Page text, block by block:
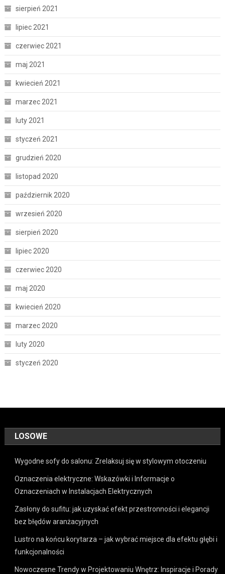
sierpień 2021
lipiec 2021
czerwiec 2021
maj 2021
kwiecień 2021
marzec 2021
luty 2021
styczeń 2021
grudzień 2020
listopad 2020
październik 2020
wrzesień 2020
sierpień 2020
lipiec 2020
czerwiec 2020
maj 2020
kwiecień 2020
marzec 2020
luty 2020
styczeń 2020
LOSOWE
Wygodne sofy do salonu: Zrelaksuj się w stylowym otoczeniu
Oznaczenia elektryczne: Wskazówki i Informacje o
Oznaczeniach w Instalacjach Elektrycznych
Zasłony do sufitu: jak uzyskać efekt przestronności i elegancji
bez błędów aranżacyjnych
Lustro na końcu korytarza – jak wybrać miejsce dla efektu głębi i
funkcjonalności
Nowoczesne Trendy w Projektowaniu Wnętrz: Inspiracje i Porady